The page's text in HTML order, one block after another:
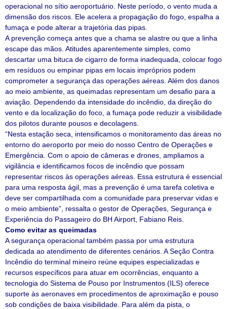
operacional no sítio aeroportuário. Neste período, o vento muda a
dimensão dos riscos. Ele acelera a propagação do fogo, espalha a
fumaça e pode alterar a trajetória das pipas.
A prevenção começa antes que a chama se alastre ou que a linha
escape das mãos. Atitudes aparentemente simples, como
descartar uma bituca de cigarro de forma inadequada, colocar fogo
em resíduos ou empinar pipas em locais impróprios podem
comprometer a segurança das operações aéreas. Além dos danos
ao meio ambiente, as queimadas representam um desafio para a
aviação. Dependendo da intensidade do incêndio, da direção do
vento e da localização do foco, a fumaça pode reduzir a visibilidade
dos pilotos durante pousos e decolagens.
“Nesta estação seca, intensificamos o monitoramento das áreas no
entorno do aeroporto por meio do nosso Centro de Operações e
Emergência. Com o apoio de câmeras e drones, ampliamos a
vigilância e identificamos focos de incêndio que possam
representar riscos às operações aéreas. Essa estrutura é essencial
para uma resposta ágil, mas a prevenção é uma tarefa coletiva e
deve ser compartilhada com a comunidade para preservar vidas e
o meio ambiente”, ressalta o gestor de Operações, Segurança e
Experiência do Passageiro do BH Airport, Fabiano Reis.
Como evitar as queimadas
A segurança operacional também passa por uma estrutura
dedicada ao atendimento de diferentes cenários. A Seção Contra
Incêndio do terminal mineiro reúne equipes especializadas e
recursos específicos para atuar em ocorrências, enquanto a
tecnologia do Sistema de Pouso por Instrumentos (ILS) oferece
suporte às aeronaves em procedimentos de aproximação e pouso
sob condições de baixa visibilidade. Para além da pista, o